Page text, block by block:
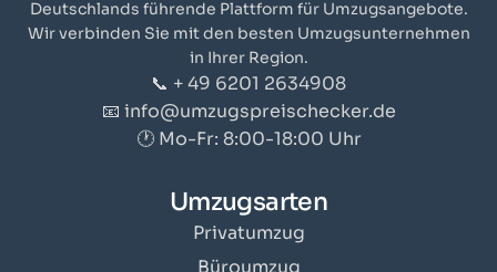
Deutschlands führende Plattform für Umzugsangebote.
Wir verbinden Sie mit den besten Umzugsunternehmen
in Ihrer Region.
📞 + 49 6201 2634908
📧 info@umzugspreischecker.de
🕐 Mo-Fr: 8:00-18:00 Uhr
Umzugsarten
Privatumzug